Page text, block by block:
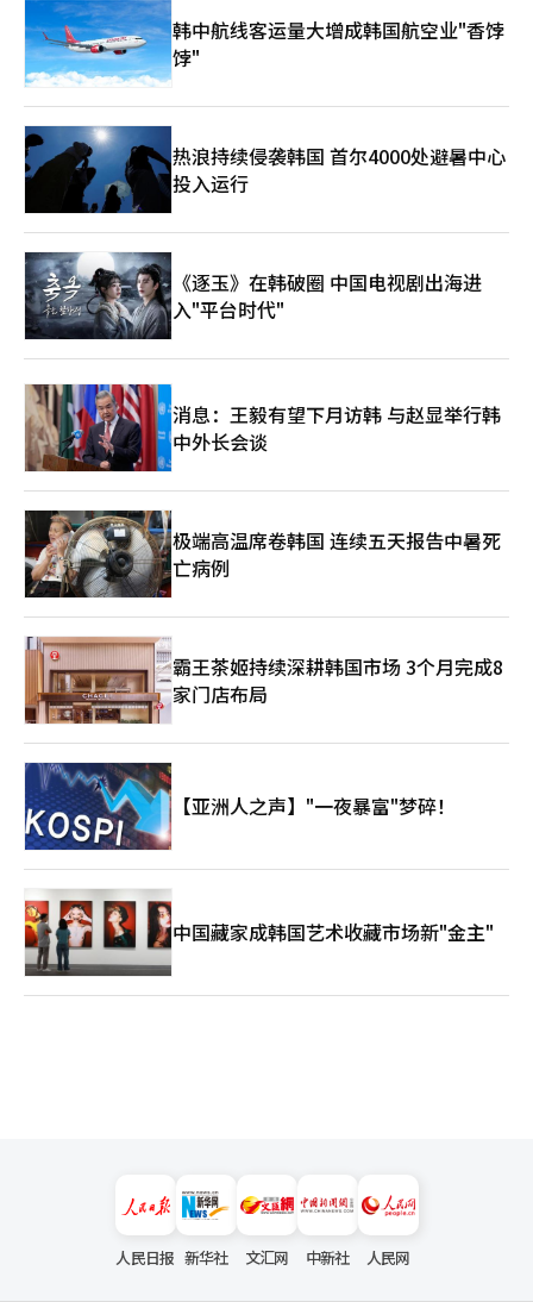
务，难以避免批评。实际上，国家采购网站和协会官网上保留了同
期发布的其他服务或别馆管理合同公告。然而，发生租赁诈骗的相
关租赁公告并未被确认。协会相关人士在与调查报道团队会面时表
示：“（Sovereign是）经过竞争性招标选定的。”并补充
道：“当时负责人员已更换，事情较久需要确认。”他表示只知道
是通过招标选定的，招标结构需要进一步调查，但未能提供具体的
回答。同时，他还表示：“文件保存期限已过，可能已被销毁”，
但未能确认任何支持竞争性招标的证据。因此，成立不到两个月的
新公司获得大型建筑的10年租赁权的特权提供疑云愈发浓厚。这让
人联想到类似的转租诈骗事件——“辉文高基金会事件”。当时，
基金会方面在事先内定公司后成立法人并签订合同，后续审判中确
认了董事长与公司代表之间的勾结及保证金上缴结构。合同签署时
协会内部情况也引发疑问。当时，金正中协会长自2013年首次通
过直选上任以来，推动别馆新建作为核心项目。在其任期内，他因
涉嫌对当时的协会审计员沈某进行人事及收益项目不当干预、别馆
新建利益干预等被检方控告。该事件因证据不足被不予起诉，但之
的私下合同惯例提出了批评。在2016年的综合审计中，国土部指
出，协会在2014年与首尔江南区签订建筑租赁合同时，尽管收到
了来自两家公司的入驻提案，却仍然签订了私下合同。协会仅向特
定公司确认了租赁意向，尽管并非私下合同的对象，却未进行竞争
性招标，因而受到“注意”处分。在2021年的审计中，尽管应优
先考虑一般竞争性招标，但仅以董事会决议为依据，省略了这一程
序，进行了私下合同。因此，如果别馆租赁合同也没有公开招标记
录，则很可能被视为不透明的私下合同。另一方面，协会方面在调
查报道团队的采访开始时表示：“我们会亲自见面解释资料，并说
明协会的立场”，但并未提交有意义的资料，并在相关询问中反复
表示：“由于民事诉讼正在进行中，难以提供详细的回答。”此
外，他们还强调：“由于Sovereign的诈骗，协会也遭受了相当大
的损失，因此我们也是受害者。”※ 本报道经人工智能（AI）系统
翻译与编辑。
韩中航线客运量大增成韩国航空业"香饽
饽"
热浪持续侵袭韩国 首尔4000处避暑中心
投入运行
《逐玉》在韩破圈 中国电视剧出海进
入"平台时代"
消息：王毅有望下月访韩 与赵显举行韩
中外长会谈
极端高温席卷韩国 连续五天报告中暑死
亡病例
霸王茶姬持续深耕韩国市场 3个月完成8
家门店布局
【亚洲人之声】"一夜暴富"梦碎！
中国藏家成韩国艺术收藏市场新"金主"
人民日报 新华社 文汇网 中新社 人民网